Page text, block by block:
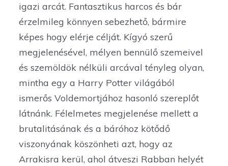
igazi arcát. Fantasztikus harcos és bár
érzelmileg könnyen sebezhető, bármire
képes hogy elérje célját. Kígyó szerű
megjelenésével, mélyen bennülő szemeivel
és szemöldök nélküli arcával tényleg olyan,
mintha egy a Harry Potter világából
ismerős Voldemortjához hasonló szereplőt
látnánk. Félelmetes megjelenése mellett a
brutalitásának és a báróhoz kötődő
viszonyának köszönheti azt, hogy az
Arrakisra kerül, ahol átveszi Rabban helyét